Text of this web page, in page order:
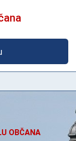
OBČANA